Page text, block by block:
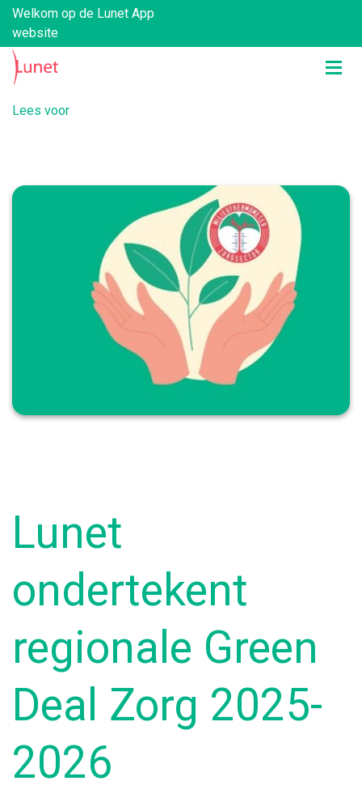
Welkom op de Lunet App
website
Lees voor
Lunet
ondertekent
regionale Green
Deal Zorg 2025-
2026